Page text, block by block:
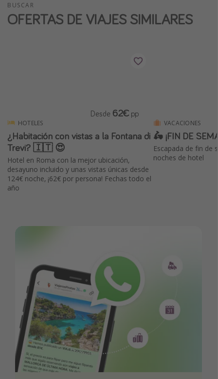
BUSCAR
OFERTAS DE VIAJES SIMILARES
HOTELES
¿Habitación con vistas a la Fontana di
Trevi? 🇮🇹 😍
Hotel en Roma con la mejor ubicación,
desayuno incluido y unas vistas únicas desde
124€ noche, ¡62€ por persona! Fechas todo el
año
Desde 62€ pp
VACACIONES
🛵 ¡FIN DE
Escapada de fin de
noches de hotel